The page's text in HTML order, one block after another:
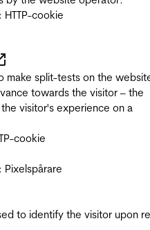
: HTTP-cookie
make split-tests on the
towards the visitor – the
visitor's experience on a
cookie
: Pixelspårare
to identify the visitor upon